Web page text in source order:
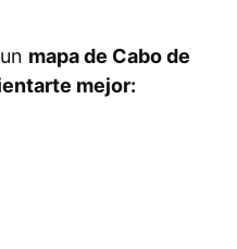
mapa de Cabo de
mejor: